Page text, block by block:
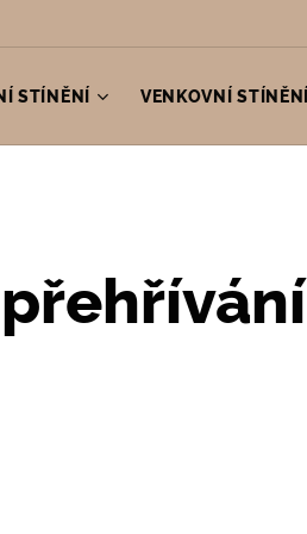
STÍNĚNÍ VENKOVNÍ STÍNĚNÍ